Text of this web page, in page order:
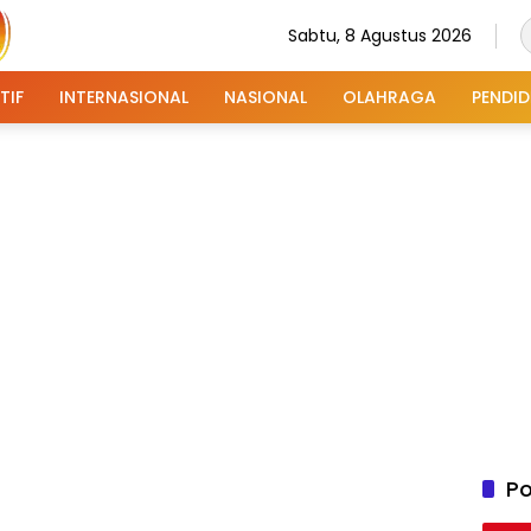
Sabtu, 8 Agustus 2026
INTERNASIONAL NASIONAL OLAHRAGA